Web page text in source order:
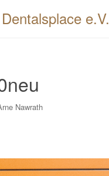
e.V.
Nawrath